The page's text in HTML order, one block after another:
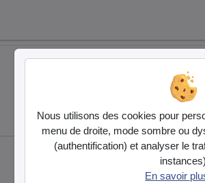
Nous utilisons des cookies pour
menu de droite, mode sombre ou
(authentification) et analyser le
En savoir